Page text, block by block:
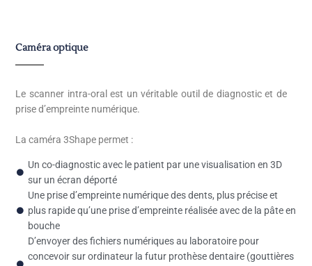
Caméra optique
Le scanner intra-oral est un véritable outil de diagnostic et de
prise d’empreinte numérique.
La caméra 3Shape permet :
Un co-diagnostic avec le patient par une visualisation en 3D
sur un écran déporté
Une prise d’empreinte numérique des dents, plus précise et
plus rapide qu’une prise d’empreinte réalisée avec de la pâte en
bouche
D’envoyer des fichiers numériques au laboratoire pour
concevoir sur ordinateur la futur prothèse dentaire (gouttières